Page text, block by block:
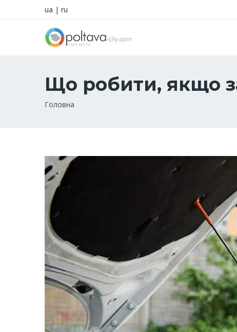
ua | ru
Що робити, якщо
Рядок
Головна